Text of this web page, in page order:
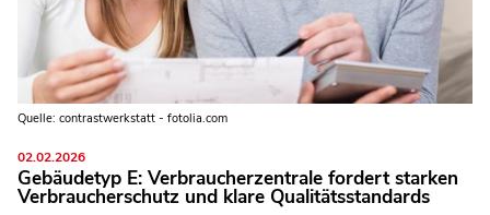
Quelle: contrastwerkstatt - fotolia.com
02.02.2026
Gebäudetyp E: Verbraucherzentrale fordert starken
Verbraucherschutz und klare Qualitätsstandards